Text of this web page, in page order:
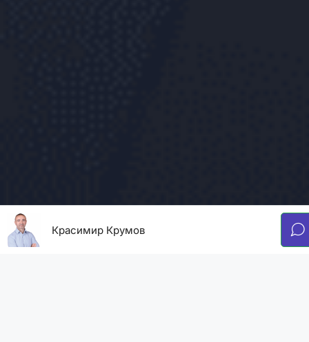
Красимир Крумов